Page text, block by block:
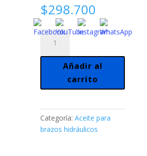
$298.700
Brazo
Portón
Batiente
Kg.
Brazo)
cantidad
Añadir al
carrito
Categoría:Aceite para
brazos hidráulicos